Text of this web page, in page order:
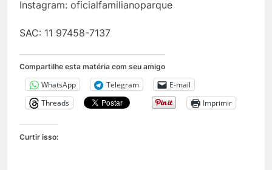
Instagram: oficialfamilianoparque
SAC: 11 97458-7137
Compartilhe esta matéria com seu amigo
WhatsApp Telegram
E-mail
Threads
Imprimir
Curtir isso: